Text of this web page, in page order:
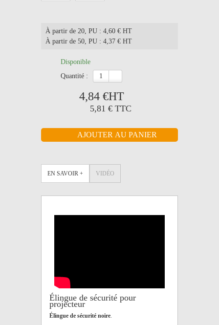
À partir de 20, PU : 4,60 € HT
À partir de 50, PU : 4,37 € HT
Disponible
quantité :
4,84 €HT
5,81 € TTC
EN SAVOIR + VIDÉO
Élingue de sécurité pour
projecteur
Élingue de sécurité noire.